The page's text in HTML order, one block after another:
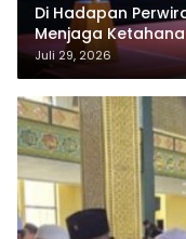
Di Hadapan
Menjaga
Juli 29, 2026